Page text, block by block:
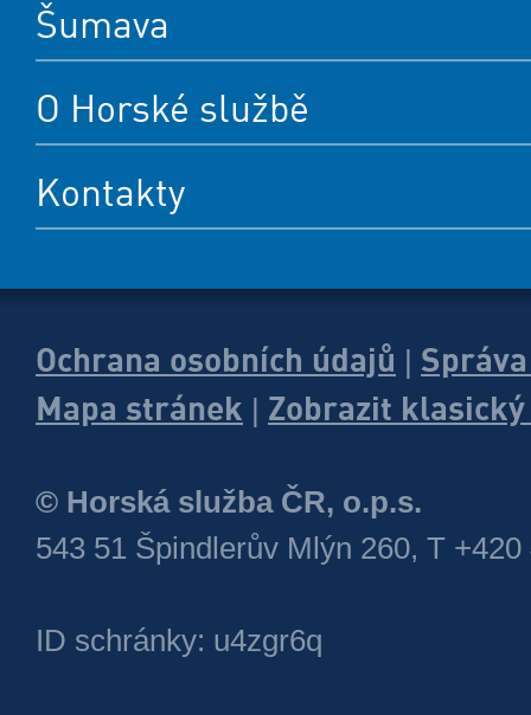
Šumava
O Horské službě
Kontakty
Ochrana osobních údajů
Mapa stránek
Zobrazit
© Horská služba ČR, o.p.s.
543 51 Špindlerův Mlýn 260, T +420
ID schránky: u4zgr6q